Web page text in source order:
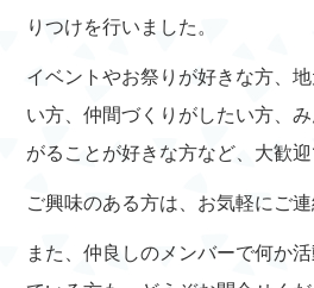
りつけを行いました。
イベントやお祭りが好きな方、
い方、仲間づくりがしたい方、
がることが好きな方など、大歓迎
ご興味のある方は、お気軽にご連
また、仲良しのメンバーで何か